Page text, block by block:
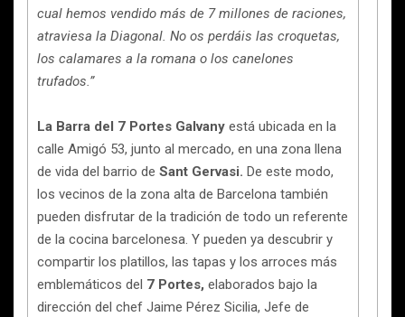
cual hemos vendido más de 7 millones de raciones,
atraviesa la Diagonal. No os perdáis las croquetas,
los calamares a la romana o los canelones
trufados.”
La Barra del 7 Portes Galvany está ubicada en la
calle Amigó 53, junto al mercado, en una zona llena
de vida del barrio de Sant Gervasi. De este modo,
los vecinos de la zona alta de Barcelona también
pueden disfrutar de la tradición de todo un referente
de la cocina barcelonesa. Y pueden ya descubrir y
compartir los platillos, las tapas y los arroces más
emblemáticos del 7 Portes, elaborados bajo la
dirección del chef Jaime Pérez Sicilia, Jefe de